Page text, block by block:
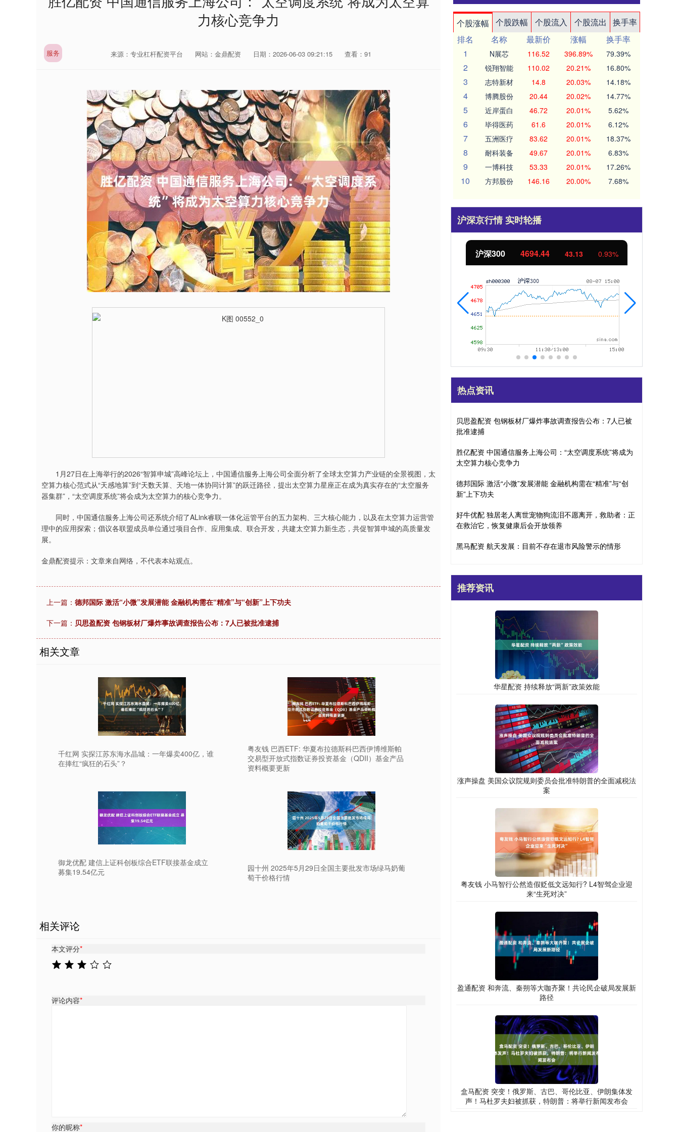
力核心竞争力
服务 来源：专业杠杆配资平台 网站：金鼎配资 日期：2026-06-03 09:21:15 查看：91
1月27日在上海举行的2026“智算申城”高峰论坛上，中国通信服务上海公司全面分析了全球太空算力产业链的全景视图，太
空算力核心范式从“天感地算”到“天数天算、天地一体协同计算”的跃迁路径，提出太空算力星座正在成为真实存在的“太空服务
器集群”，“太空调度系统”将会成为太空算力的核心竞争力。
同时，中国通信服务上海公司还系统介绍了ALink睿联一体化运管平台的五力架构、三大核心能力，以及在太空算力运营管
理中的应用探索；倡议各联盟成员单位通过项目合作、应用集成、联合开发，共建太空算力新生态，共促智算申城的高质量发
展。
金鼎配资提示：文章来自网络，不代表本站观点。
上一篇： 德邦国际 激活“小微”发展潜能 金融机构需在“精准”与“创新”上下功夫
下一篇： 贝思盈配资 包钢板材厂爆炸事故调查报告公布：7人已被批准逮捕
相关文章
千红网 实探江苏东海水晶城：一年爆卖400亿，谁
在捧红“疯狂的石头”？
粤友钱 巴西ETF: 华夏布拉德斯科巴西伊博维斯帕
交易型开放式指数证券投资基金（QDII）基金产品
资料概要更新
御龙优配 建信上证科创板综合ETF联接基金成立
募集19.54亿元
园十州 2025年5月29日全国主要批发市场绿马奶葡
萄干价格行情
相关评论
本文评分*
评论内容*
你的昵称*
个股涨幅 个股跌幅 个股流入 个股流出
换手率
排名
名称 最新价 涨幅
换手率
1
N展芯 116.52 396.89% 79.39%
2 锐翔智能 110.02 20.21% 16.80%
3 志特新材 14.8 20.03% 14.18%
4 博腾股份 20.44 20.02% 14.77%
5 近岸蛋白 46.72 20.01% 5.62%
6 毕得医药 61.6 20.01% 6.12%
7 五洲医疗 83.62 20.01% 18.37%
8 耐科装备 49.67 20.01% 6.83%
9 一博科技 53.33 20.01% 17.26%
10 方邦股份 146.16 20.00% 7.68%
沪深京行情 实时轮播
深证成指 14311.01 200.89 1.42% 沪深300 4694.44 43.13 北证50 1134.24 11.37 1.01%
热点资讯
贝思盈配资 包钢板材厂爆炸事故调查报告公布：7人已被
批准逮捕
胜亿配资 中国通信服务上海公司：“太空调度系统”将成为
太空算力核心竞争力
德邦国际 激活“小微”发展潜能 金融机构需在“精准”与“创
新”上下功夫
好牛优配 独居老人离世宠物狗流泪不愿离开，救助者：正
在救治它，恢复健康后会开放领养
黑马配资 航天发展：目前不存在退市风险警示的情形
推荐资讯
华星配资 持续释放“两新”政策效能
涨声操盘 美国众议院规则委员会批准特朗普的全面减税法
案
粤友钱 小马智行公然造假贬低文远知行? L4智驾企业迎
来“生死对决”
盈通配资 和奔流、秦朔等大咖齐聚！共论民企破局发展新
路径
盒马配资 突变！俄罗斯、古巴、哥伦比亚、伊朗集体发
声！马杜罗夫妇被抓获，特朗普：将举行新闻发布会